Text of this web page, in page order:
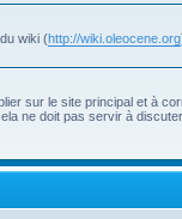
wiki (http://wiki.oleocene.org
sur le site principal et à
ne doit pas servir à